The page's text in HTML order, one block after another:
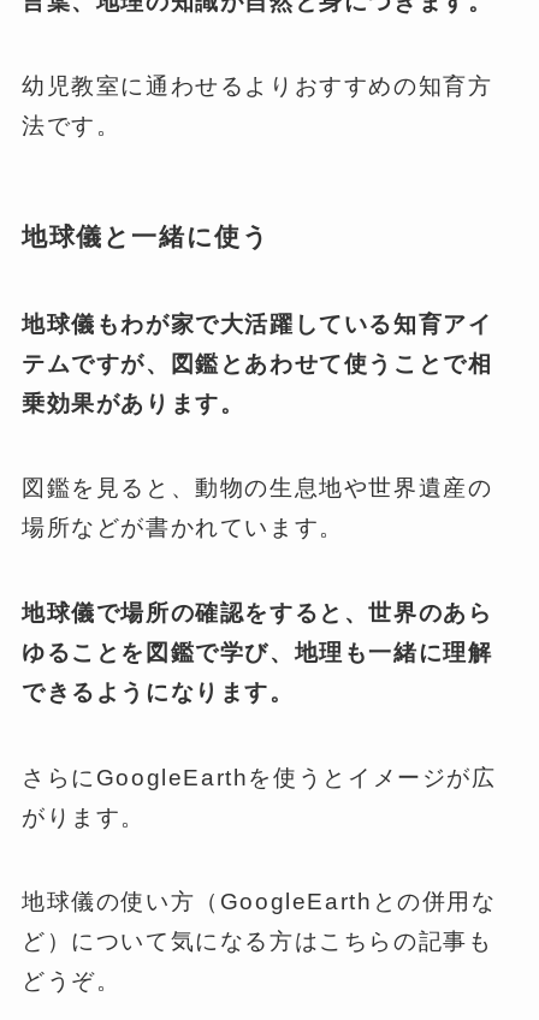
幼児教室に通わせるよりおすすめの知育方
法です。
地球儀と一緒に使う
地球儀もわが家で大活躍している知育アイ
テムですが、図鑑とあわせて使うことで相
乗効果があります。
図鑑を見ると、動物の生息地や世界遺産の
場所などが書かれています。
地球儀で場所の確認をすると、世界のあら
ゆることを図鑑で学び、地理も一緒に理解
できるようになります。
さらにGoogleEarthを使うとイメージが広
がります。
地球儀の使い方（GoogleEarthとの併用な
ど）について気になる方はこちらの記事も
どうぞ。